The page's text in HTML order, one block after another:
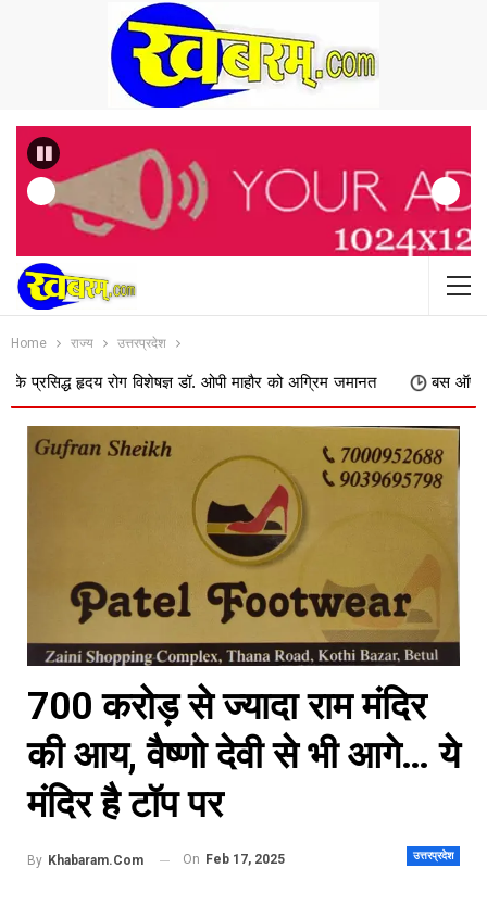
Previous
Home राज्य उत्तरप्रदेश
विशेषज्ञ डॉ. ओपी माहौर को अग्रिम जमानत बस ऑपरेटरों की मांग
700 करोड़ से ज्यादा राम मंदिर
की आय, वैष्णो देवी से भी आगे… ये
मंदिर है टॉप पर
उत्तरप्रदेश
By Khabaram.Com On Feb 17, 2025